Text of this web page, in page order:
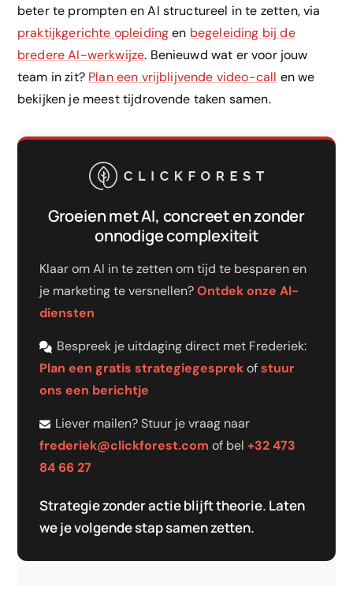
beter te prompten en AI structureel in te zetten, via
praktijkgerichte opleidingen begeleiding bij de
bredere AI-werkwijze. Benieuwd wat er voor jouw
team in zit? Plan een vrijblijvende video-call en we
bekijken je meest tijdrovende taken samen.
Groeien met AI, concreet en zonder
onnodige complexiteit
Klaar om AI in te zetten om tijd te besparen en
je marketing te versnellen?Ontdek onze AI-
diensten
Bespreek je uitdaging direct met Frederiek:
Plan een gratis strategiegesprekofstuur
ons een berichtje
Liever mailen? Stuur je vraag naar
frederiek@clickforest.com of bel +32 473
84 66 27
Strategie zonder actie blijft theorie. Laten
we je volgende stap samen zetten.